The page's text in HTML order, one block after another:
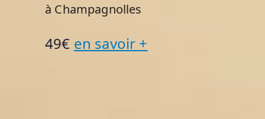
à Champagnolles
49€ en savoir +